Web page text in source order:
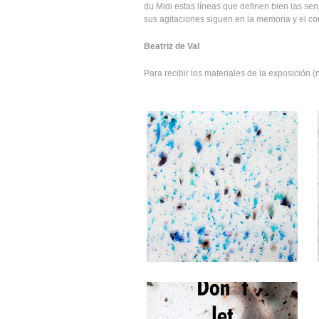
du Midi estas líneas que definen bien las
sus agitaciones siguen en la memoria y el
Beatriz de Val
Para recibir los materiales de la exposición